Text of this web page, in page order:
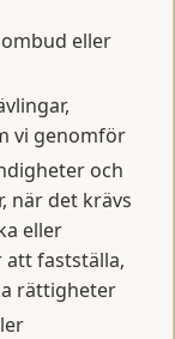
eller
vi genomför
och
när det krävs
eller
fastställa,
rättigheter